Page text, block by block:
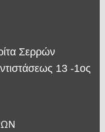
Σερρών
13 -1ος